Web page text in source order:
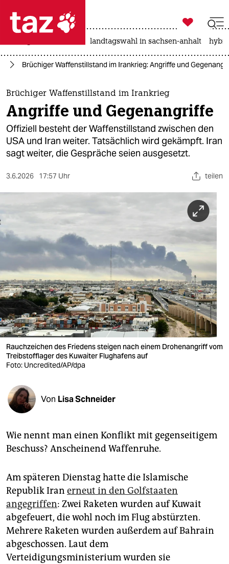
 taz zahl ich
taz zahl ich
themen
politik
öko
gesellschaft
sport
berlin
nord
wahrheit
verlag
verlag
veranstaltungen
shop
unterstützen
genossenschaft

taz zahl ich
landtagswahl in sachsen-anhalt
Brüchiger Waffenstillstand im Irankrieg: Angriffe und
Brüchiger Waffenstillstand im Irankrieg
Angriffe und Gegenangriffe
Offiziell besteht der Waffenstillstand zwischen den
USA und Iran weiter. Tatsächlich wird gekämpft. Iran
sagt weiter, die Gespräche seien ausgesetzt.
3.6.2026 17:57 Uhr teilen
Rauchzeichen des Friedens steigen nach einem Drohenangriff vom
Treibstofflager des Kuwaiter Flughafens auf
Foto: Uncredited/AP/dpa
Von Lisa Schneider
Wie nennt man einen Konflikt mit gegenseitigem
Beschuss? Anscheinend Waffenruhe.
Am späteren Dienstag hatte die Islamische
Republik Iran erneut in den Golfstaaten
angegriffen: Zwei Raketen wurden auf Kuwait
abgefeuert, die wohl noch im Flug abstürzten.
Mehrere Raketen wurden außerdem auf Bahrain
abgeschossen. Laut dem
Verteidigungsministerium wurden sie